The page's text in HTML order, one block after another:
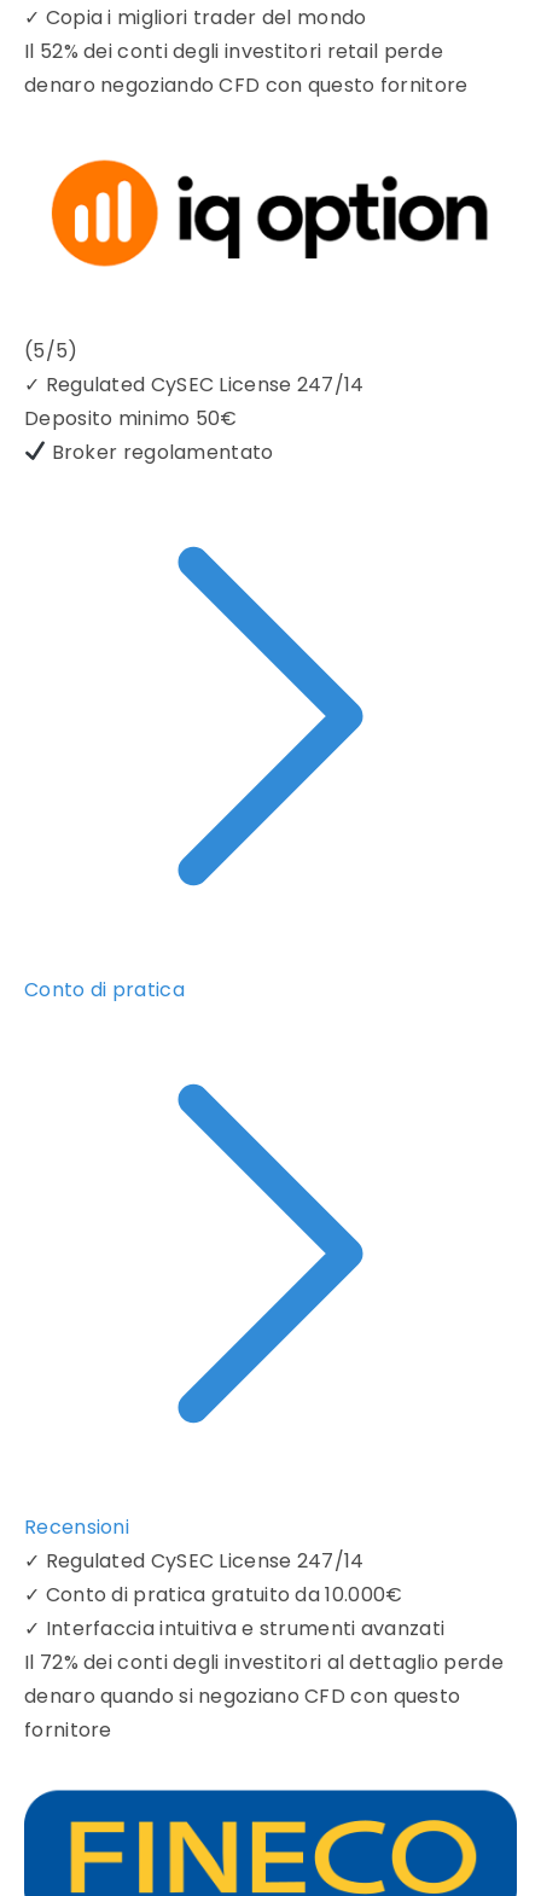
✓ Copia i migliori trader del mondo
Il 52% dei conti degli investitori retail perde
denaro negoziando CFD con questo fornitore
(5/5)
✓ Regulated CySEC License 247/14
Deposito minimo 50€
Broker regolamentato
Conto di pratica
Recensioni
✓ Regulated CySEC License 247/14
✓ Conto di pratica gratuito da 10.000€
✓ Interfaccia intuitiva e strumenti avanzati
Il 72% dei conti degli investitori al dettaglio perde
denaro quando si negoziano CFD con questo
fornitore